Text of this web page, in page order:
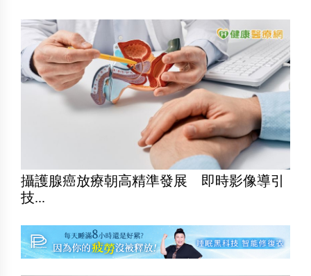
攝護腺癌放療朝高精準發展 即時影像導引
技...